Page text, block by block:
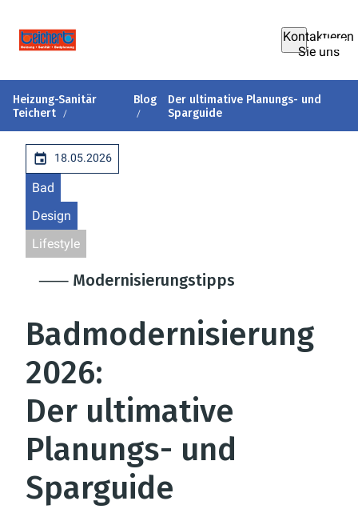
Kontaktieren
Sie uns
Heizung-Sanitär
Teichert
Blog
Der ultimative Planungs- und
Sparguide
18.05.2026
Bad
Design
Lifestyle
⸺ Modernisierungstipps
Badmodernisierung
2026:
Der ultimative
Planungs- und
Sparguide